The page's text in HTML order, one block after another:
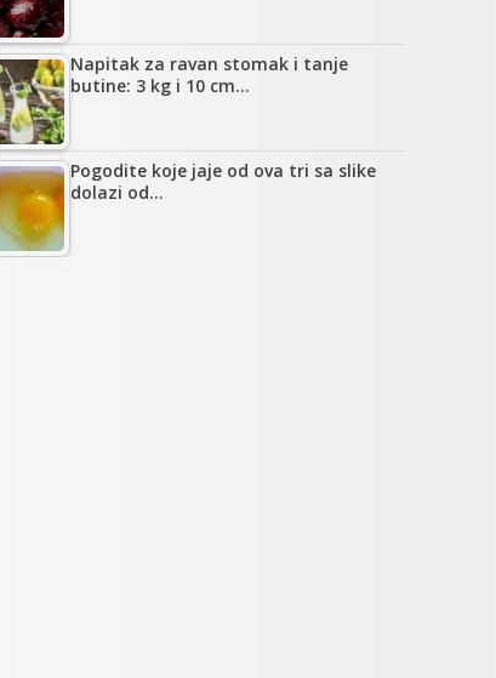
Napitak za ravan stomak i tanje
butine: 3 kg i 10 cm…
Pogodite koje jaje od ova tri sa slike
dolazi od…